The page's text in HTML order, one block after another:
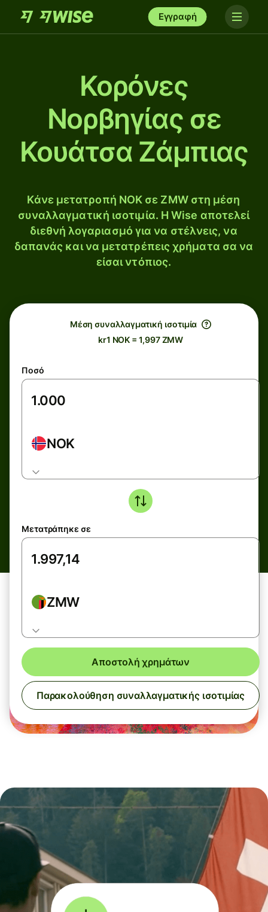
Εγγραφή
Κορόνες
Νορβηγίας σε
Κουάτσα Ζάμπιας
Κάνε μετατροπή NOK σε ZMW στη μέση
συναλλαγματική ισοτιμία. Η Wise αποτελεί
διεθνή λογαριασμό για να στέλνεις, να
δαπανάς και να μετατρέπεις χρήματα σα να
είσαι ντόπιος.
Μέση συναλλαγματική ισοτιμία
kr1 NOK = 1,997 ZMW
Ποσό
NOK
Μετατράπηκε σε
ZMW
Αποστολή χρημάτων
Παρακολούθηση συναλλαγματικής ισοτιμίας